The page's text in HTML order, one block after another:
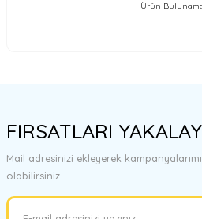
Ürün
FIRSATLARI
Mail adresinizi ekleyerek
olabilirsiniz.